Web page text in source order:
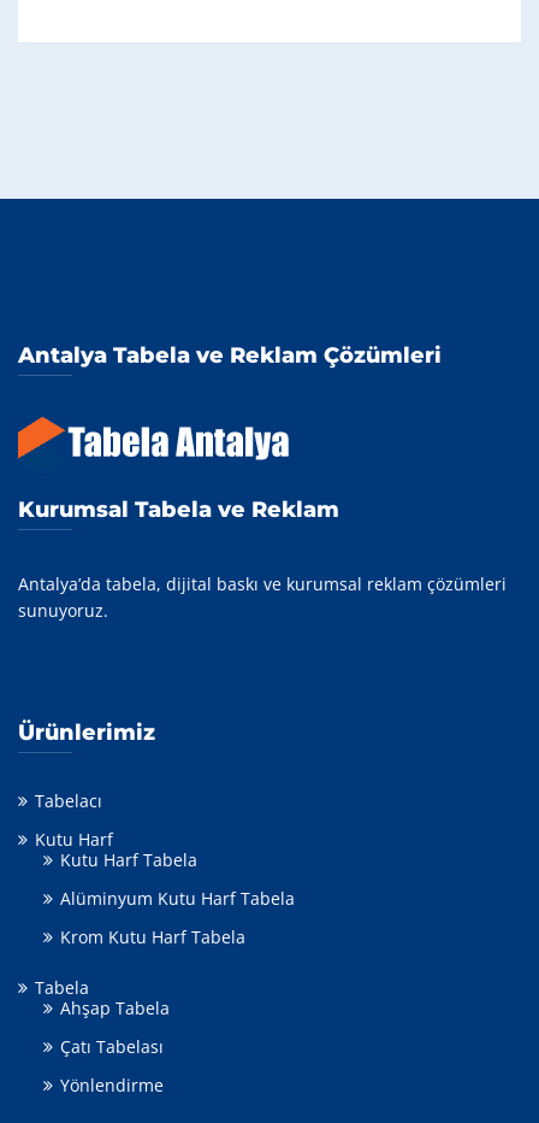
Antalya Tabela ve Reklam Çözümleri
Kurumsal Tabela ve Reklam
Antalya’da tabela, dijital baskı ve kurumsal reklam çözümleri
sunuyoruz.
Ürünlerimiz
Tabelacı
Kutu Harf
Kutu Harf Tabela
Alüminyum Kutu Harf Tabela
Krom Kutu Harf Tabela
Tabela
Ahşap Tabela
Çatı Tabelası
Yönlendirme